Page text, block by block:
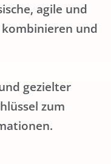
agile und
und
gezielter
zum